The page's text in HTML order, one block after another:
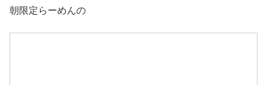
朝限定らーめんの